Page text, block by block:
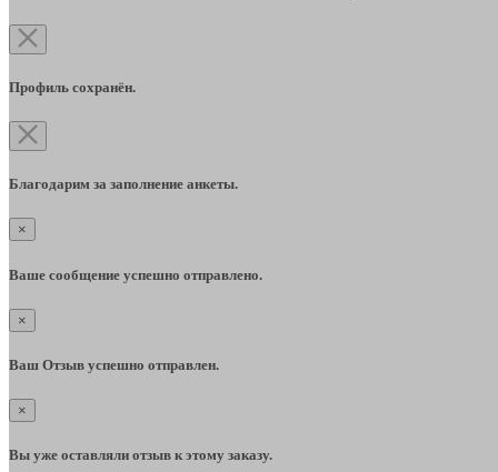
Профиль сохранён.
Благодарим за заполнение анкеты.
×
Ваше сообщение успешно отправлено.
×
Ваш Отзыв успешно отправлен.
×
Вы уже оставляли отзыв к этому заказу.